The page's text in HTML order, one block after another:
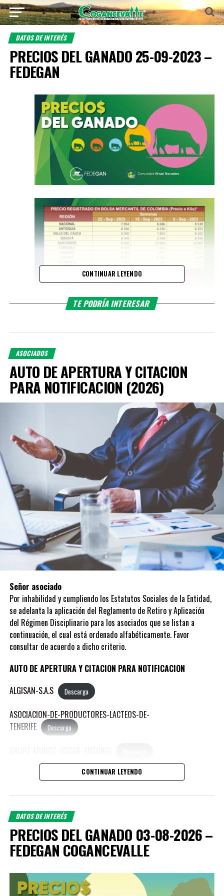
DATOS DE INTERÉS
PRECIOS DEL GANADO 25-09-2023 –
FEDEGAN
CONTINUAR LEYENDO
TE PODRÍA INTERESAR
ASOCIADOS
AUTO DE APERTURA Y CITACION
PARA NOTIFICACION (2026)
Señor asociado
Por inhabilidad y cumpliendo los Estatutos Sociales de la Entidad,
se adelanta la aplicación del Reglamento de Retiro y Aplicación
del Régimen Disciplinario para los asociados que se listan a
continuación, el cual está ordenado alfabéticamente. Favor
consultar de acuerdo a dicho criterio.
AUTO DE APERTURA Y CITACION PARA NOTIFICACION
ALGISAN-S.A.S
Descarga
ASOCIACION-DE-PRODUCTORES-LACTEOS-DE-
TENERIFE
Descarga
HENAO-GONZALES-CARLOS-ANDRES Descarga
MEJIA-ALVARADO-MANUEL-JOSE Descarga
MEJIA-SIERRA-REINA-LUCIA
MORALES-AGUDELO-JORGE-ANDRES Descarga
OROZCO-ZAPATA-PAULO-ANDRES Descarga
CONTINUAR LEYENDO
DATOS DE INTERÉS
PRECIOS DEL GANADO 03-08-2026 –
FEDEGAN COGANCEVALLE